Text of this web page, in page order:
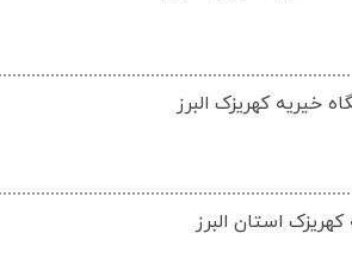
خیریه کهریزک البرز
استان البرز